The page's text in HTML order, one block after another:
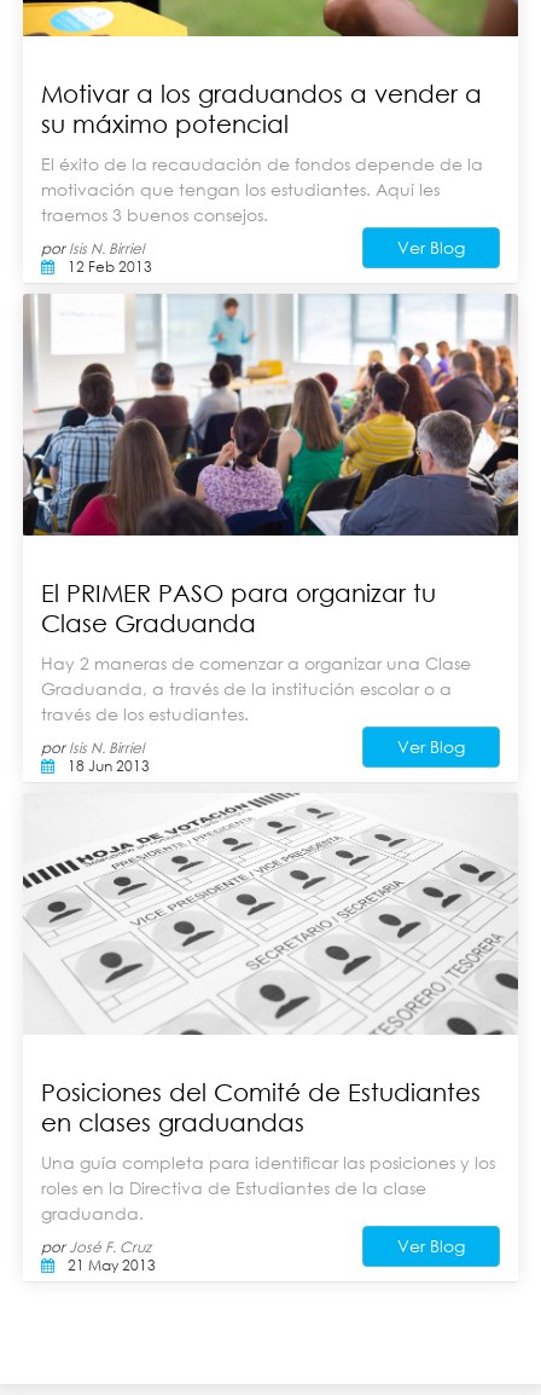
Motivar a los graduandos a vender a
su máximo potencial
El éxito de la recaudación de fondos depende de la
motivación que tengan los estudiantes. Aquí les
traemos 3 buenos consejos.
porIsis N. Birriel
12 Feb 2013
Ver Blog
El PRIMER PASO para organizar tu
Clase Graduanda
Hay 2 maneras de comenzar a organizar una Clase
Graduanda, a través de la institución escolar o a
través de los estudiantes.
porIsis N. Birriel
18 Jun 2013
Ver Blog
Posiciones del Comité de Estudiantes
en clases graduandas
Una guía completa para identificar las posiciones y los
roles en la Directiva de Estudiantes de la clase
graduanda.
porJosé F. Cruz
21 May 2013
Ver Blog